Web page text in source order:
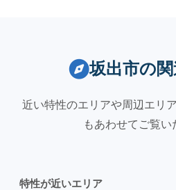
坂出市の
近い特性のエリアや周辺エリ
もあわせてご覧い
特性が近いエリア